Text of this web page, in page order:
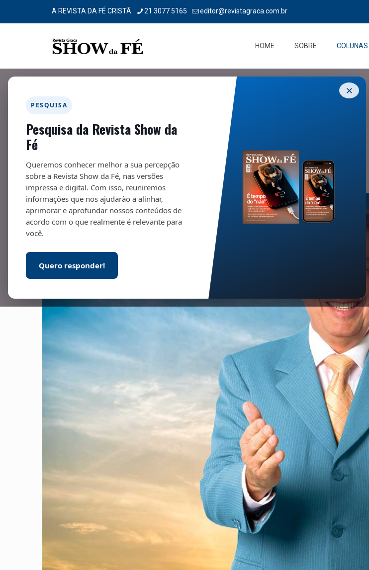
A REVISTA DA FÉ CRISTÃ 21 3077 5165 editor@revistagraca.com.br
HOME SOBRE COLUNAS
✕
PESQUISA
Pesquisa da Revista Show da
Fé
Queremos conhecer melhor a sua percepção
sobre a Revista Show da Fé, nas versões
impressa e digital. Com isso, reuniremos
informações que nos ajudarão a alinhar,
aprimorar e aprofundar nossos conteúdos de
acordo com o que realmente é relevante para
você.
Quero responder!
Carta Viva – 268